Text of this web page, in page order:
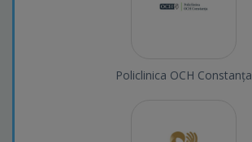
Policlinica OCH Constanța